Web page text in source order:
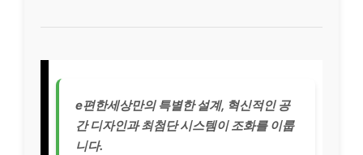
e편한세상만의 특별한 설계, 혁신적인 공
간 디자인과 최첨단 시스템이 조화를 이룹
니다.